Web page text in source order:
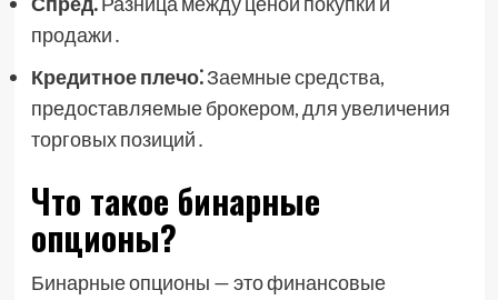
продажи․
Кредитное плечо⁚Заемные средства,
предоставляемые брокером, для увеличения
торговых позиций․
Что такое бинарные
опционы?
Бинарные опционы — это финансовые